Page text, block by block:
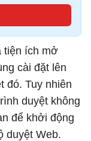
tiện ích mở
cài đặt lên
đó. Tuy nhiên
duyệt không
để khởi động
duyệt Web.